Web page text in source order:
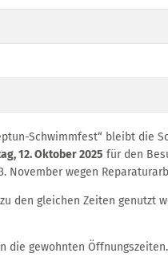
Schwimmfest“ bleibt die
12. Oktober 2025 für den
November wegen
den gleichen Zeiten genutzt
die gewohnten Öffnungszeiten.